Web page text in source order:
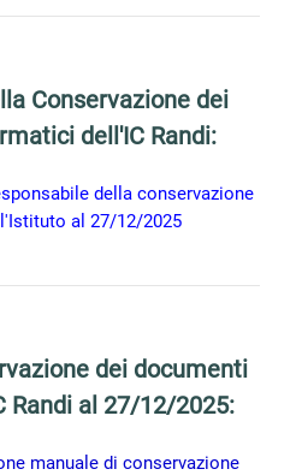
Conservazione dei
dell'IC Randi:
della conservazione
al 27/12/2025
dei documenti
Randi al 27/12/2025:
manuale di conservazione